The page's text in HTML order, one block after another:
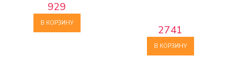
929
В КОРЗИНУ
2741
В КОРЗИНУ